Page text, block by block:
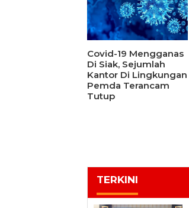
Covid-19 Mengganas
Di Siak, Sejumlah
Kantor Di Lingkungan
Pemda Terancam
Tutup
TERKINI